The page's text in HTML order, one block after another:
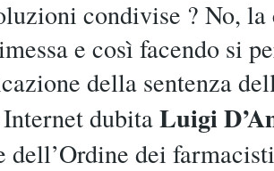
condivise ? No,
e così facendo si
della sentenza
dubitaLuigi
dell’Ordine dei